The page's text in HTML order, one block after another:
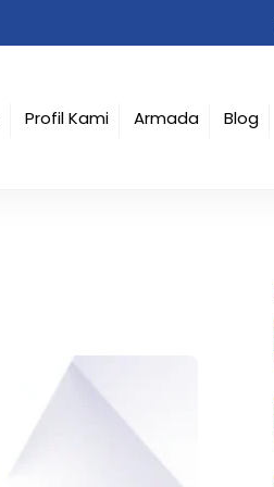
Profil Kami Armada Blog